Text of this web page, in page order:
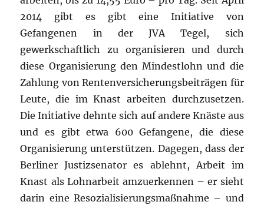
2014 gibt es gibt eine Initiative von
Gefangenen in der JVA Tegel, sich
gewerkschaftlich zu organisieren und durch
diese Organisierung den Mindestlohn und die
Zahlung von Rentenversicherungsbeiträgen für
Leute, die im Knast arbeiten durchzusetzen.
Die Initiative dehnte sich auf andere Knäste aus
und es gibt etwa 600 Gefangene, die diese
Organisierung unterstützen. Dagegen, dass der
Berliner Justizsenator es ablehnt, Arbeit im
Knast als Lohnarbeit amzuerkennen – er sieht
darin eine Resozialisierungsmaßnahme – und